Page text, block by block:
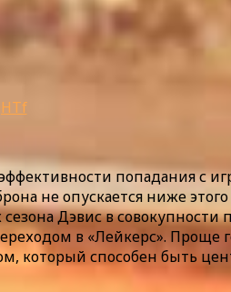
попадания с
не опускается ниже этого
Дэвис в совокупности
в «Лейкерс». Проще
который способен быть